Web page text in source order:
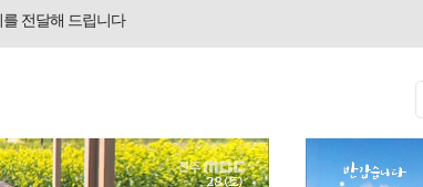
전달해 드립니다